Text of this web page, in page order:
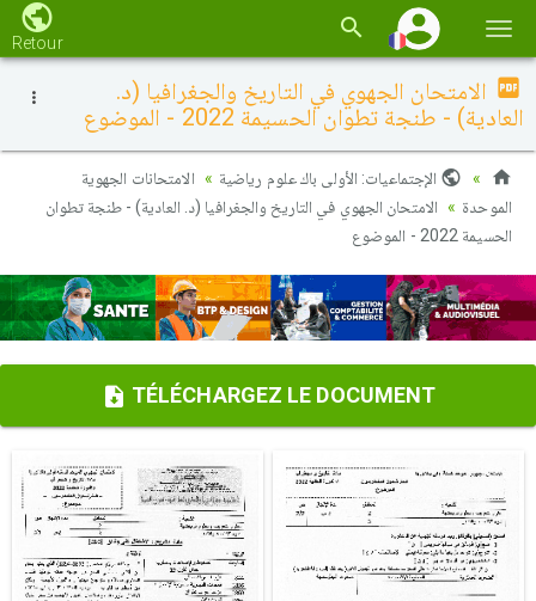
la
Retour
الامتحان الجهوي في التاريخ والجغرافيا (د.
العادية) - طنجة تطوان الحسيمة 2022 - الموضوع
الإجتماعيات: الأولى باك علوم رياضية
الامتحانات الجهوية
الموحدة
الامتحان الجهوي في التاريخ والجغرافيا (د. العادية) - طنجة تطوان
الحسيمة 2022 - الموضوع
TÉLÉCHARGEZ LE DOCUMENT